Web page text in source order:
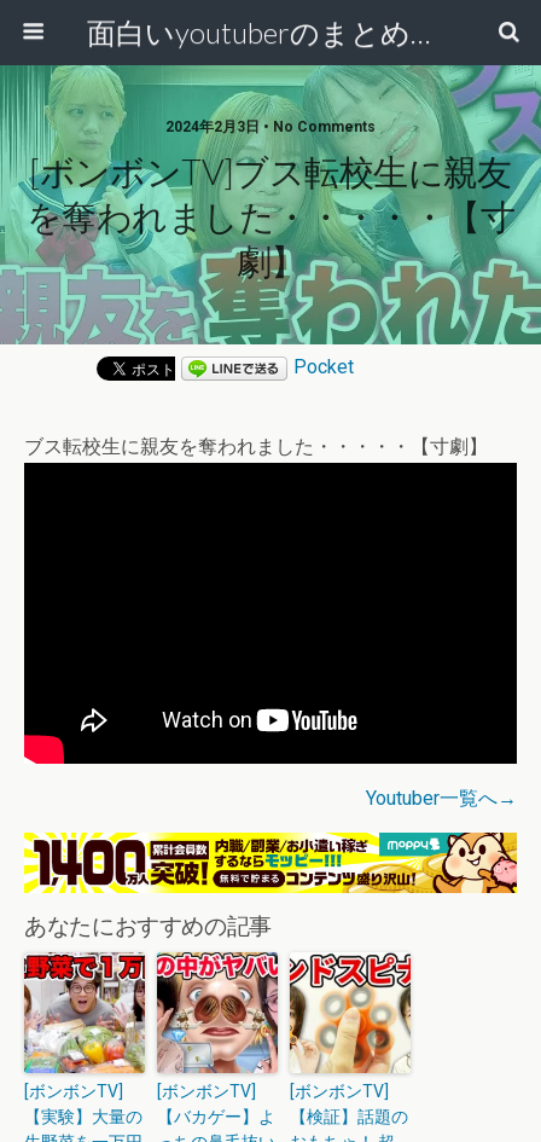
面白いyoutuberのまとめ動画
2024年2月3日 • No Comments
[ボンボンTV]ブス転校生に親友
を奪われました・・・・・【寸
劇】
Pocket
ブス転校生に親友を奪われました・・・・・【寸劇】
Youtuber一覧へ→
あなたにおすすめの記事
[ボンボンTV]
【実験】大量の
[ボンボンTV]
【バカゲー】よ
[ボンボンTV]
【検証】話題の